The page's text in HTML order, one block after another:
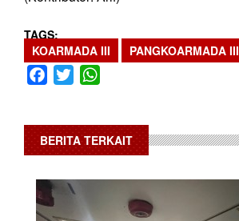
TAGS
KOARMADA III
PANGKOARMADA III
Facebook
Twitter
BERITA TERKAIT